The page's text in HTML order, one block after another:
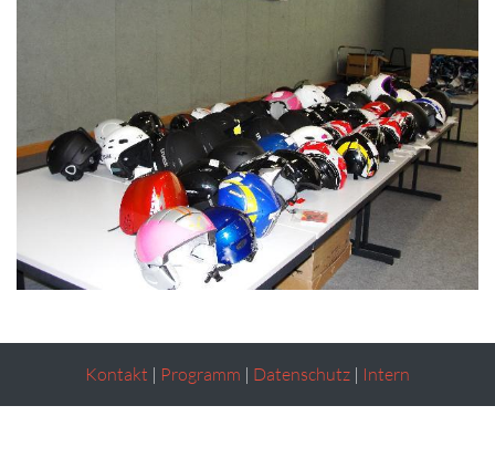
Kontakt | Programm | Datenschutz | Intern